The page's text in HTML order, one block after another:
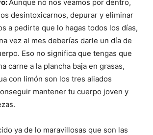
Aunque no nos veamos por dentro,
desintoxicarnos, depurar y eliminar
a pedirte que lo hagas todos los días,
vez al mes deberías darle un día de
Eso no significa que tengas que
carne a la plancha baja en grasas,
con limón son los tres aliados
mantener tu cuerpo joven y
ya de lo maravillosas que son las